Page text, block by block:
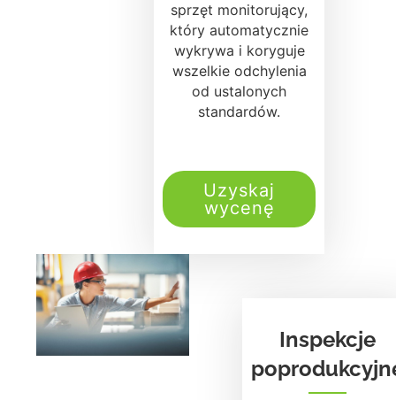
sprzęt monitorujący,
który automatycznie
wykrywa i koryguje
wszelkie odchylenia
od ustalonych
standardów.
Uzyskaj
wycenę
Inspekcje